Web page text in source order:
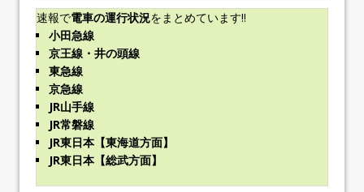
速報で電車の運行状況をまとめています!!
小田急線
京王線・井の頭線
東急線
京急線
JR山手線
JR常磐線
JR東日本【東海道方面】
JR東日本【総武方面】